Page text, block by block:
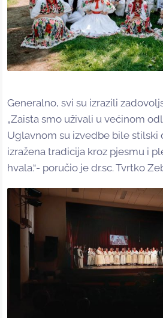
Generalno, svi su izrazili
„Zaista smo uživali u većinom
Uglavnom su izvedbe bile stilski
izražena tradicija kroz pjesmu i
hvala.“- poručio je dr.sc. Tvrtko